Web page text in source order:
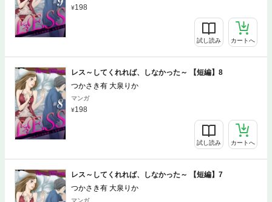
198
試し読み カートへ
レス～してくれれば、しなかった～ 【短編】8
つかさき有 大泉りか
マンガ
198
試し読み カートへ
レス～してくれれば、しなかった～ 【短編】7
つかさき有 大泉りか
マンガ